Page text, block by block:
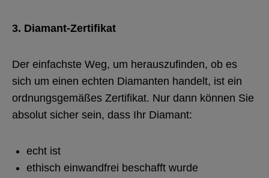
3. Diamant-Zertifikat
Der einfachste Weg, um herauszufinden, ob es
sich um einen echten Diamanten handelt, ist ein
ordnungsgemäßes Zertifikat. Nur dann können Sie
absolut sicher sein, dass Ihr Diamant:
echt ist
ethisch einwandfrei beschafft wurde